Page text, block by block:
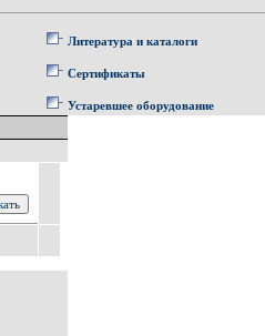
Литература и каталоги
Сертификаты
Устаревшее оборудование